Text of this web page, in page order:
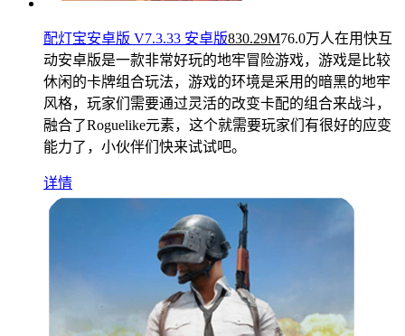
配灯宝安卓版 V7.3.33 安卓版830.29M76.0万人在用快互
动安卓版是一款非常好玩的地牢冒险游戏，游戏是比较
休闲的卡牌组合玩法，游戏的环境是采用的暗黑的地牢
风格，玩家们需要通过灵活的改变卡配的组合来战斗，
融合了Roguelike元素，这个就需要玩家们有很好的应变
能力了，小伙伴们快来试试吧。
详情